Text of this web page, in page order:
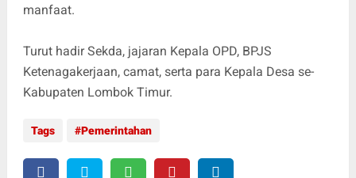
manfaat.
Turut hadir Sekda, jajaran Kepala OPD, BPJS
Ketenagakerjaan, camat, serta para Kepala Desa se-
Kabupaten Lombok Timur.
Tags Pemerintahan